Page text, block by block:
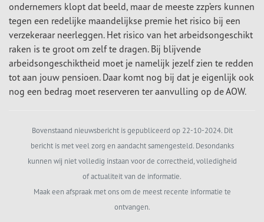
ondernemers klopt dat beeld, maar de meeste zzp’ers kunnen
tegen een redelijke maandelijkse premie het risico bij een
verzekeraar neerleggen. Het risico van het arbeidsongeschikt
raken is te groot om zelf te dragen. Bij blijvende
arbeidsongeschiktheid moet je namelijk jezelf zien te redden
tot aan jouw pensioen. Daar komt nog bij dat je eigenlijk ook
nog een bedrag moet reserveren ter aanvulling op de AOW.
Bovenstaand nieuwsbericht is gepubliceerd op 22-10-2024. Dit
bericht is met veel zorg en aandacht samengesteld. Desondanks
kunnen wij niet volledig instaan voor de correctheid, volledigheid
of actualiteit van de informatie.
Maak een afspraak met ons om de meest recente informatie te
ontvangen.